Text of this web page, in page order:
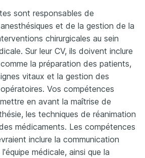
sont responsables de
et de la gestion de la
chirurgicales au sein
Sur leur CV, ils doivent inclure
la préparation des patients,
vitaux et la gestion des
Vos compétences
en avant la maîtrise de
les techniques de réanimation
médicaments. Les compétences
inclure la communication
médicale, ainsi que la